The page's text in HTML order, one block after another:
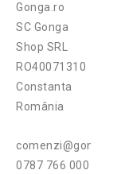
Gonga.ro
SC Gonga
Shop SRL
RO40071310
Constanta
România
comenzi@gonga.ro
0787 766 000